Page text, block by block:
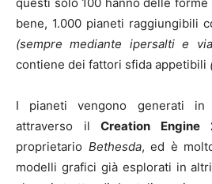
bene, 1.000 pianeti raggiungibili
(sempre mediante ipersalti e
contiene dei fattori sfida appetibili
I pianeti vengono generati in
attraverso ilCreation Engine
proprietario Bethesda, ed è
modelli grafici già esplorati in